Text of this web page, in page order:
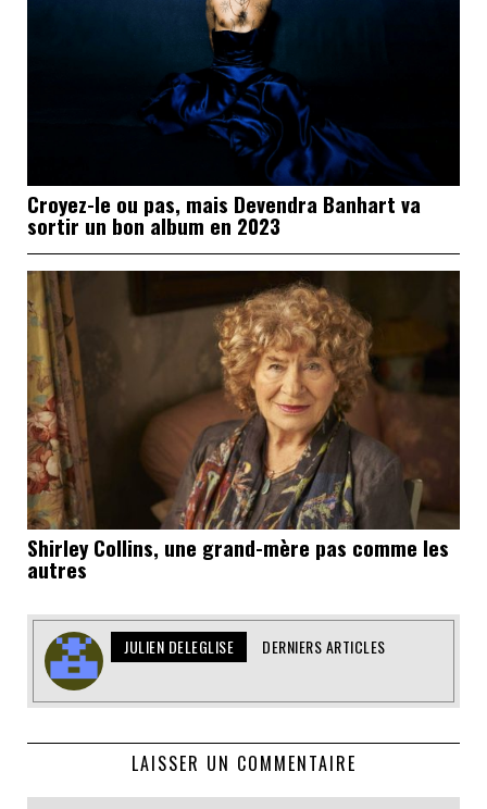
Croyez-le ou pas, mais Devendra Banhart va
sortir un bon album en 2023
Shirley Collins, une grand-mère pas comme les
autres
JULIEN DELEGLISE DERNIERS ARTICLES
LAISSER UN COMMENTAIRE